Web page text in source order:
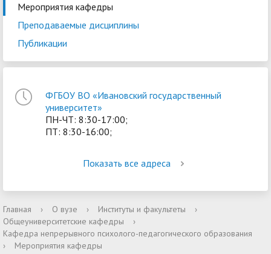
Мероприятия кафедры
Преподаваемые дисциплины
Публикации
ФГБОУ ВО «Ивановский государственный
университет»
ПН-ЧТ: 8:30-17:00;
ПТ: 8:30-16:00;
Показать все адреса
Главная › О вузе › Институты и факультеты
›
Общеуниверситетские кафедры
›
Кафедра непрерывного психолого-педагогического образования
›
Мероприятия кафедры